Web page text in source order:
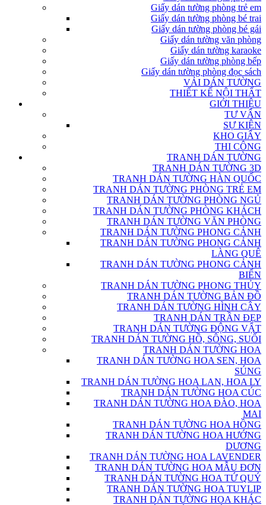
Giấy dán tường phòng trẻ em
Giấy dán tường phòng bé trai
Giấy dán tường phòng bé gái
Giấy dán tường văn phòng
Giấy dán tường karaoke
Giấy dán tường phòng bếp
Giấy dán tường phòng đọc sách
VẢI DÁN TƯỜNG
THIẾT KẾ NỘI THẤT
GIỚI THIỆU
TƯ VẤN
SỰ KIỆN
KHO GIẤY
THI CÔNG
TRANH DÁN TƯỜNG
TRANH DÁN TƯỜNG 3D
TRANH DÁN TƯỜNG HÀN QUỐC
TRANH DÁN TƯỜNG PHÒNG TRẺ EM
TRANH DÁN TƯỜNG PHÒNG NGỦ
TRANH DÁN TƯỜNG PHÒNG KHÁCH
TRANH DÁN TƯỜNG VĂN PHÒNG
TRANH DÁN TƯỜNG PHONG CẢNH
TRANH DÁN TƯỜNG PHONG CẢNH
LÀNG QUÊ
TRANH DÁN TƯỜNG PHONG CẢNH
BIỂN
TRANH DÁN TƯỜNG PHONG THỦY
TRANH DÁN TƯỜNG BẢN ĐỒ
TRANH DÁN TƯỜNG HÌNH CÂY
TRANH DÁN TRẦN ĐẸP
TRANH DÁN TƯỜNG ĐỘNG VẬT
TRANH DÁN TƯỜNG HỒ, SÔNG, SUỐI
TRANH DÁN TƯỜNG HOA
TRANH DÁN TƯỜNG HOA SEN, HOA
SÚNG
TRANH DÁN TƯỜNG HOA LAN, HOA LY
TRANH DÁN TƯỜNG HOA CÚC
TRANH DÁN TƯỜNG HOA ĐÀO, HOA
MAI
TRANH DÁN TƯỜNG HOA HỒNG
TRANH DÁN TƯỜNG HOA HƯỚNG
DƯƠNG
TRANH DÁN TƯỜNG HOA LAVENDER
TRANH DÁN TƯỜNG HOA MẪU ĐƠN
TRANH DÁN TƯỜNG HOA TỨ QUÝ
TRANH DÁN TƯỜNG HOA TUYLIP
TRANH DÁN TƯỜNG HOA KHÁC